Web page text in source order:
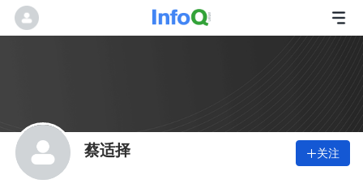
蔡适择 关注